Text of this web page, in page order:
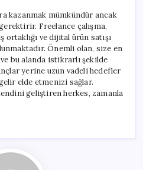
kazanmak mümkündür ancak
Freelance çalışma,
ve dijital ürün satışı
Önemli olan, size en
bu alanda istikrarlı şekilde
yerine uzun vadeli hedefler
elde etmenizi sağlar.
geliştiren herkes, zamanla